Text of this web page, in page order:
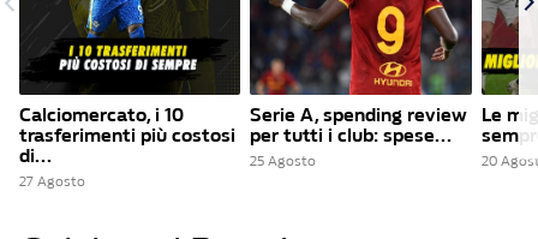
Calciomercato, i 10
trasferimenti più costosi
di...
27 Agosto
Serie A, spending review
per tutti i club: spese...
25 Agosto
Le
20